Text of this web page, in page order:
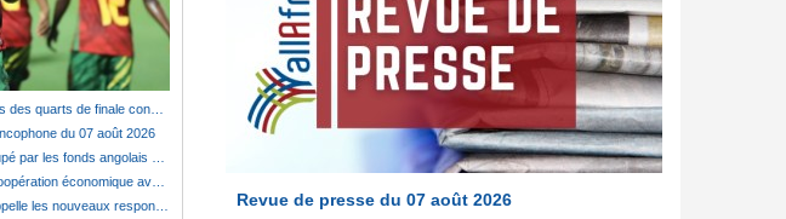
quarts de finale connues
du 07 août 2026
angolais bloqués en Suisse
économique avec le pays
à renforcer l'action de l'Exécutif Revue de presse du 07 août 2026